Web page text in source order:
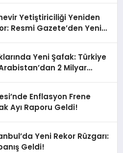
Yetiştiriciliği Yeniden
Resmi Gazete’den Yeni
Yeni Şafak: Türkiye
2 Milyar
Enflasyon Frene
Ayı Raporu Geldi!
Yeni Rekor Rüzgarı:
Geldi!